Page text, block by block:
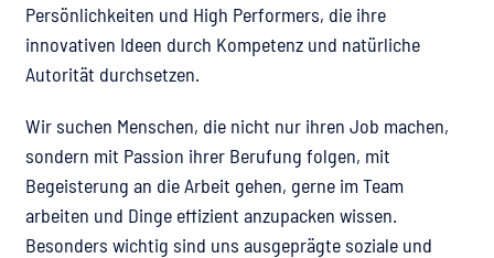
Persönlichkeiten und High Performers, die ihre
innovativen Ideen durch Kompetenz und natürliche
Autorität durchsetzen.
Wir suchen Menschen, die nicht nur ihren Job machen,
sondern mit Passion ihrer Berufung folgen, mit
Begeisterung an die Arbeit gehen, gerne im Team
arbeiten und Dinge effizient anzupacken wissen.
Besonders wichtig sind uns ausgeprägte soziale und